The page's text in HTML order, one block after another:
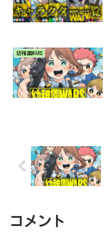
幼稚園WARS
コメント